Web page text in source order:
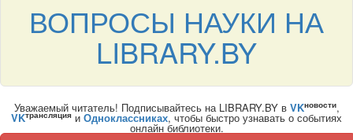
ВОПРОСЫ НАУКИ НА
LIBRARY.BY
Уважаемый читатель! Подписывайтесь на LIBRARY.BY в VKновости,
VKтрансляция и Одноклассниках, чтобы быстро узнавать о событиях
онлайн библиотеки.